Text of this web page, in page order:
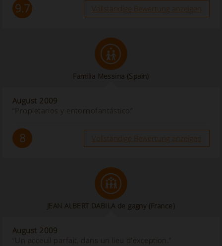
9.7 Vollständige Bewertung anzeigen
Familia Messina (Spain)
August 2009
“Propietarios y entornofantástico”
8 Vollständige Bewertung anzeigen
JEAN ALBERT DABILA de gagny (France)
August 2009
“Un acceuil parfait, dans un lieu d'exception.”